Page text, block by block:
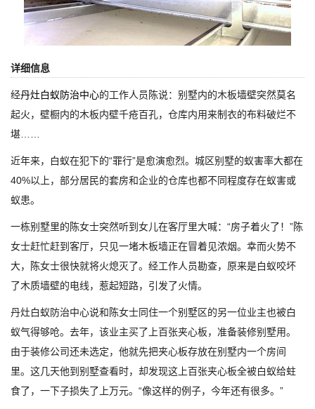
详细信息
经丹灶白蚁防治中心的工作人员陈说：别墅内的木板墙壁突然莫名
起火，壁橱内的木板内壁千疮百孔，仓库内用来制衣的布料破烂不
堪……
近年来，白蚁在犯下的“罪行”是愈演愈烈。城区别墅的蚁害率大都在
40%以上，部分居民的套房和企业的仓库也都不同程度存在蚁害或
蚁患。
一栋别墅里的陈女士突然听到女儿在客厅里大喊：“房子着火了！”陈
女士赶忙赶到客厅，只见一堵木板墙正在冒着见浓烟。幸而火势不
大，陈女士很快就将火熄灭了。经工作人员勘查，原来是白蚁咬坏
了木质墙壁的电线，惹起短路，引发了火情。
丹灶白蚁防治中心说和陈女士同住一个别墅区的另一位业主也被白
蚁气得够呛。去年，该业主买了上百张夹心板，准备装修别墅用。
由于装修公司还未选定，他就先把夹心板存放在别墅内一个房间
里。这几天他到别墅查看时，却发现这上百张夹心板全被白蚁给蛀
食了，一下子损失了上万元。“像这样的例子，今年还有很多。”